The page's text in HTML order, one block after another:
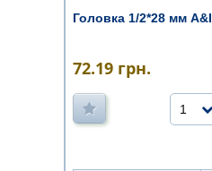
Головка 1/2*28 мм A&I
72.19 грн.
1